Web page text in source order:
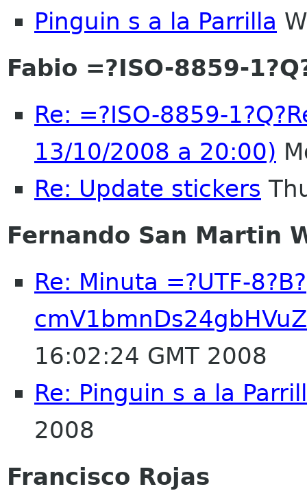
Pinguin s a la Parrilla
Fabio =?ISO-8859-
Re: =?ISO-8859-
13/10/2008 a 20:00)
Re: Update stickers
Fernando San Martin
Re: Minuta =?UTF-8?B?
16:02:24 GMT 2008
Re: Pinguin s a la
2008
Francisco Rojas